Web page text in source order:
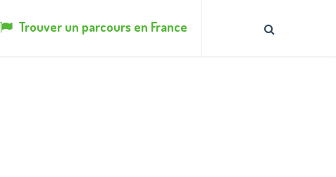
Trouver un parcours en France